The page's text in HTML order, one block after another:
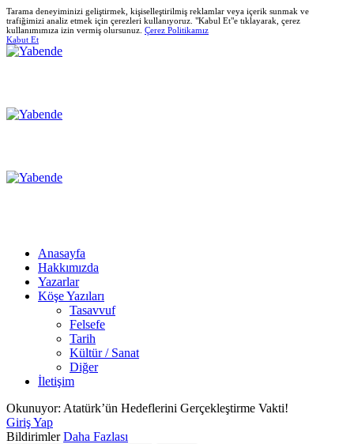
Tarama deneyiminizi geliştirmek, kişiselleştirilmiş reklamlar veya içerik sunmak ve
trafiğimizi analiz etmek için çerezleri kullanıyoruz. "Kabul Et"e tıklayarak, çerez
kullanımımıza izin vermiş olursunuz. Çerez Politikamız
Kabut Et
Anasayfa
Hakkımızda
Yazarlar
Köşe Yazıları
Tasavvuf
Felsefe
Tarih
Kültür / Sanat
Diğer
İletişim
Okunuyor: Atatürk’ün Hedeflerini Gerçekleştirme Vakti!
Giriş Yap
Bildirimler Daha Fazlası